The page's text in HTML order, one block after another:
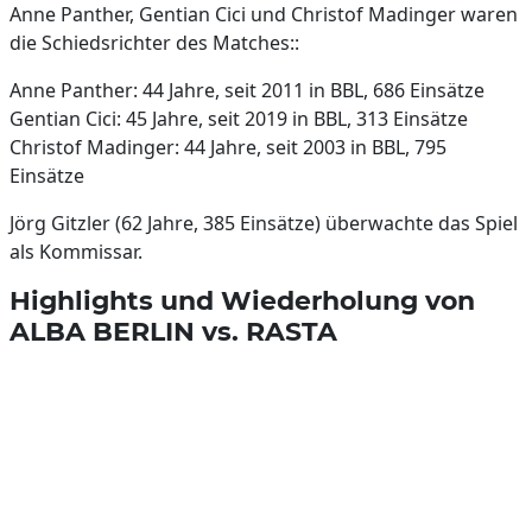
Anne Panther, Gentian Cici und Christof Madinger waren
die Schiedsrichter des Matches::
Anne Panther: 44 Jahre, seit 2011 in BBL, 686 Einsätze
Gentian Cici: 45 Jahre, seit 2019 in BBL, 313 Einsätze
Christof Madinger: 44 Jahre, seit 2003 in BBL, 795
Einsätze
Jörg Gitzler (62 Jahre, 385 Einsätze) überwachte das Spiel
als Kommissar.
Highlights und Wiederholung von
ALBA BERLIN vs. RASTA